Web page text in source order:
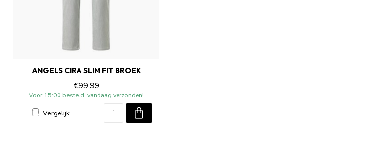
ANGELS CIRA SLIM FIT BROEK
€99,99
Voor 15:00 besteld, vandaag verzonden!
Vergelijk